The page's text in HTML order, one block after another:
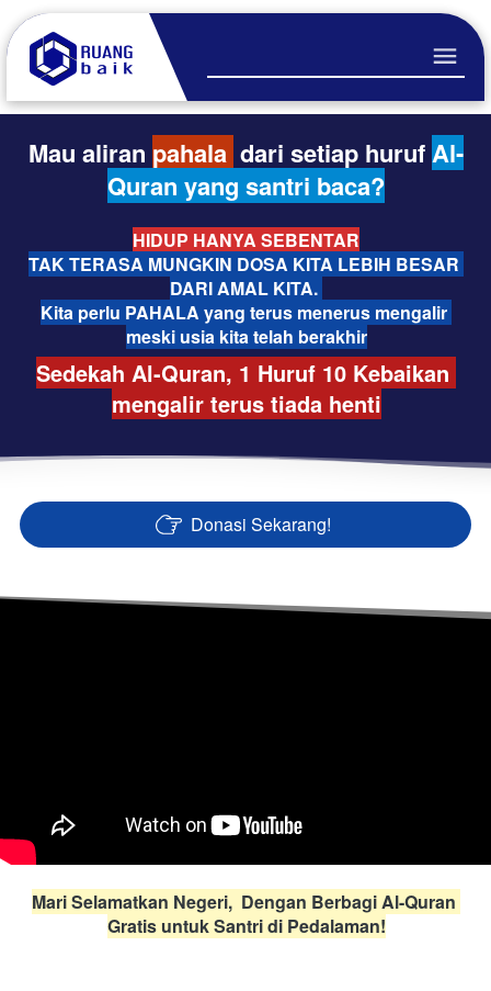
Mau aliran pahala dari setiap huruf Al-
Quran yang santri baca?
HIDUP HANYA SEBENTAR
TAK TERASA MUNGKIN DOSA KITA LEBIH BESAR
DARI AMAL KITA.
Kita perlu PAHALA yang terus menerus mengalir
meski usia kita telah berakhir
Sedekah Al-Quran, 1 Huruf 10 Kebaikan
mengalir terus tiada henti
` Donasi Sekarang!
Mari Selamatkan Negeri,  Dengan Berbagi Al-Quran
Gratis untuk Santri di Pedalaman!